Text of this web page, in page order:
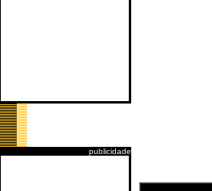
publicidade